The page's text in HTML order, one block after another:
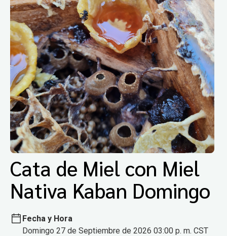
Cata de Miel con Miel
Nativa Kaban Domingo
Fecha y Hora
Domingo 27 de Septiembre de 2026 03:00 p. m. CST